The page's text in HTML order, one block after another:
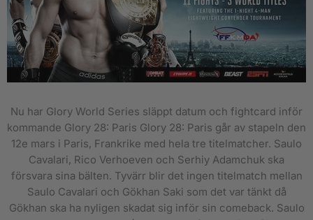
Nu har Glory World Series släppt datum och fightcard inför
kommande Glory 28: Paris Glory 28: Paris går av stapeln den
12e mars i Paris, Frankrike med hela tre titelmatcher. Saulo
Cavalari, Rico Verhoeven och Serhiy Adamchuk ska
försvara sina bälten. Tyvärr blir det ingen titelmatch mellan
Saulo Cavalari och Gökhan Saki som det var tänkt då
Gökhan ska ha nyligen skadat sig inför sin comeback. Saulo